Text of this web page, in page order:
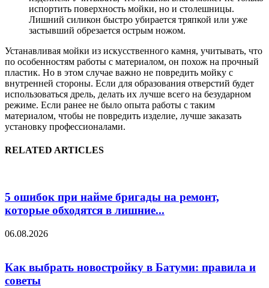
испортить поверхность мойки, но и столешницы.
Лишний силикон быстро убирается тряпкой или уже
застывший обрезается острым ножом.
Устанавливая мойки из искусственного камня, учитывать, что
по особенностям работы с материалом, он похож на прочный
пластик. Но в этом случае важно не повредить мойку с
внутренней стороны. Если для образования отверстий будет
использоваться дрель, делать их лучше всего на безударном
режиме. Если ранее не было опыта работы с таким
материалом, чтобы не повредить изделие, лучше заказать
установку профессионалами.
RELATED ARTICLES
5 ошибок при найме бригады на ремонт,
которые обходятся в лишние...
06.08.2026
Как выбрать новостройку в Батуми: правила и
советы